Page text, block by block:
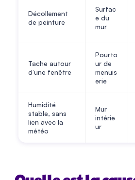
Décollement
de peinture
Surfac
e du
mur
Tache autour
d’une fenêtre
Pourto
ur de
menuis
erie
Humidité
stable, sans
lien avec la
météo
Mur
intérie
ur